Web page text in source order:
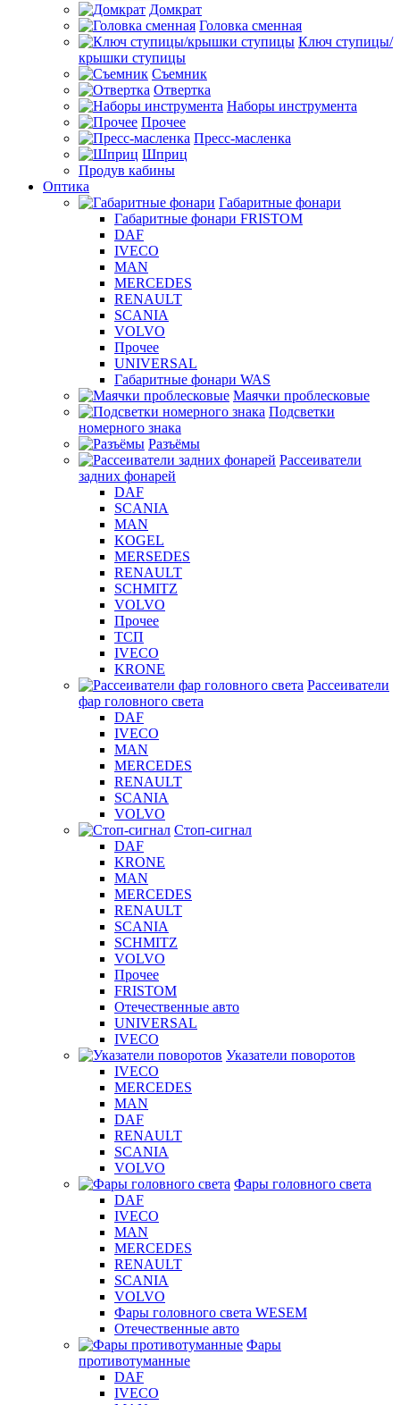
Домкрат
Головка сменная
Ключ ступицы/
крышки ступицы
Съемник
Отвертка
Наборы инструмента
Прочее
Пресс-масленка
Шприц
Продув кабины
Оптика
Габаритные фонари
Габаритные фонари FRISTOM
DAF
IVECO
MAN
MERCEDES
RENAULT
SCANIA
VOLVO
Прочее
UNIVERSAL
Габаритные фонари WAS
Маячки проблесковые
Подсветки
номерного знака
Разъёмы
Рассеиватели
задних фонарей
DAF
SCANIA
MAN
KOGEL
MERSEDES
RENAULT
SCHMITZ
VOLVO
Прочее
ТСП
IVECO
KRONE
Рассеиватели
фар головного света
DAF
IVECO
MAN
MERCEDES
RENAULT
SCANIA
VOLVO
Стоп-сигнал
DAF
KRONE
MAN
MERCEDES
RENAULT
SCANIA
SCHMITZ
VOLVO
Прочее
FRISTOM
Отечественные авто
UNIVERSAL
IVECO
Указатели поворотов
IVECO
MERCEDES
MAN
DAF
RENAULT
SCANIA
VOLVO
Фары головного света
DAF
IVECO
MAN
MERCEDES
RENAULT
SCANIA
VOLVO
Фары головного света WESEM
Отечественные авто
Фары
противотуманные
DAF
IVECO